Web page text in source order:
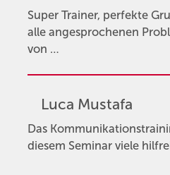
Super Trainer, perfekte
alle angesprochenen
von …
Luca Mustafa
Das
diesem Seminar viele